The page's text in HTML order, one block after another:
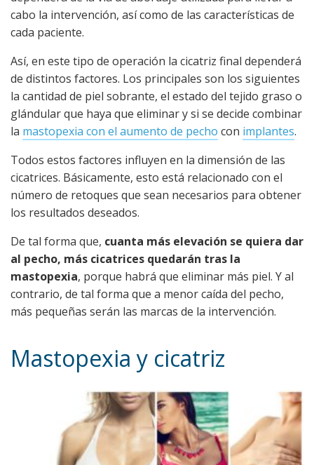
cabo la intervención, así como de las características de
cada paciente.
Así, en este tipo de operación la cicatriz final dependerá
de distintos factores. Los principales son los siguientes
la cantidad de piel sobrante, el estado del tejido graso o
glándular que haya que eliminar y si se decide combinar
la mastopexia con el aumento de pecho con implantes.
Todos estos factores influyen en la dimensión de las
cicatrices. Básicamente, esto está relacionado con el
número de retoques que sean necesarios para obtener
los resultados deseados.
De tal forma que, cuanta más elevación se quiera dar
al pecho, más cicatrices quedarán tras la
mastopexia, porque habrá que eliminar más piel. Y al
contrario, de tal forma que a menor caída del pecho,
más pequeñas serán las marcas de la intervención.
Mastopexia y cicatriz